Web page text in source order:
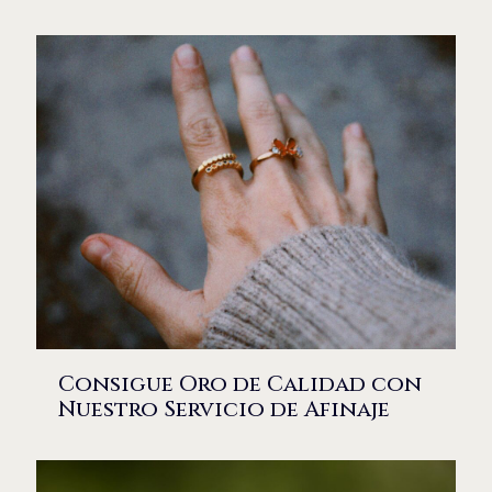
Consigue Oro de Calidad con
Nuestro Servicio de Afinaje